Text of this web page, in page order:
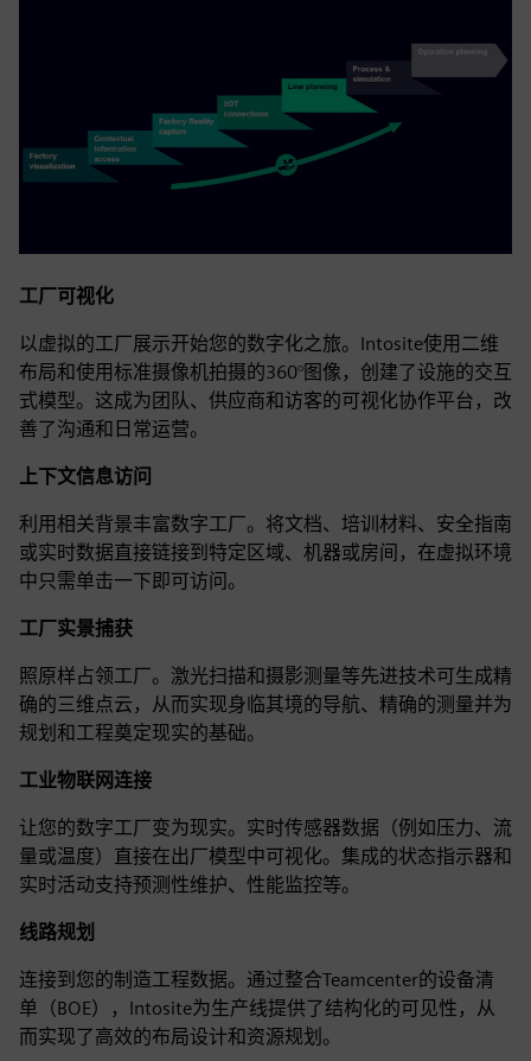
工厂可视化
以虚拟的工厂展示开始您的数字化之旅。Intosite使用二维
布局和使用标准摄像机拍摄的360°图像，创建了设施的交互
式模型。这成为团队、供应商和访客的可视化协作平台，改
善了沟通和日常运营。
上下文信息访问
利用相关背景丰富数字工厂。将文档、培训材料、安全指南
或实时数据直接链接到特定区域、机器或房间，在虚拟环境
中只需单击一下即可访问。
工厂实景捕获
照原样占领工厂。激光扫描和摄影测量等先进技术可生成精
确的三维点云，从而实现身临其境的导航、精确的测量并为
规划和工程奠定现实的基础。
工业物联网连接
让您的数字工厂变为现实。实时传感器数据（例如压力、流
量或温度）直接在出厂模型中可视化。集成的状态指示器和
实时活动支持预测性维护、性能监控等。
线路规划
连接到您的制造工程数据。通过整合Teamcenter的设备清
单（BOE），Intosite为生产线提供了结构化的可见性，从
而实现了高效的布局设计和资源规划。